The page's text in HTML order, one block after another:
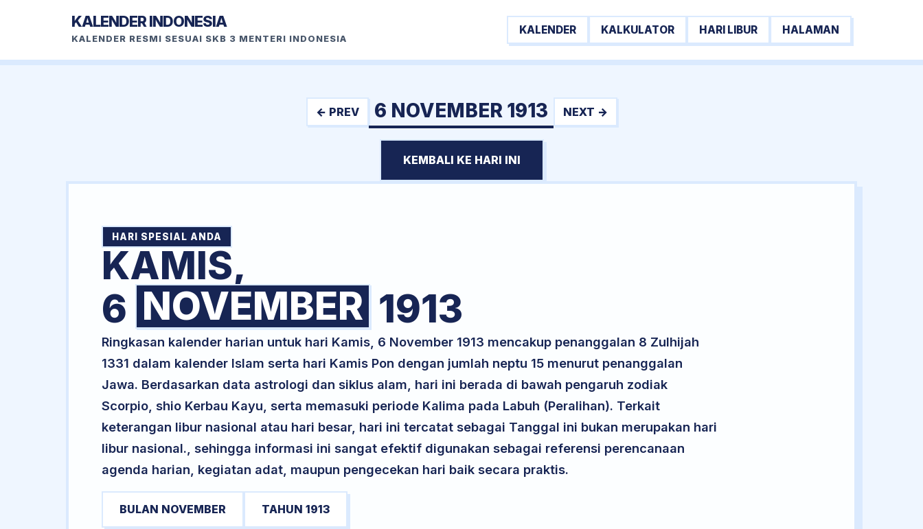
KALENDER INDONESIA
KALENDER RESMI SESUAI SKB 3 MENTERI INDONESIA
KALENDER KALKULATOR HARI LIBUR HALAMAN
← PREV 6 NOVEMBER 1913 NEXT →
KEMBALI KE HARI INI
HARI SPESIAL ANDA
KAMIS,
6 NOVEMBER 1913
Ringkasan kalender harian untuk hari Kamis, 6 November 1913 mencakup penanggalan 8 Zulhijah
1331 dalam kalender Islam serta hari Kamis Pon dengan jumlah neptu 15 menurut penanggalan
Jawa. Berdasarkan data astrologi dan siklus alam, hari ini berada di bawah pengaruh zodiak
Scorpio, shio Kerbau Kayu, serta memasuki periode Kalima pada Labuh (Peralihan). Terkait
keterangan libur nasional atau hari besar, hari ini tercatat sebagai Tanggal ini bukan merupakan hari
libur nasional., sehingga informasi ini sangat efektif digunakan sebagai referensi perencanaan
agenda harian, kegiatan adat, maupun pengecekan hari baik secara praktis.
BULAN NOVEMBER TAHUN 1913